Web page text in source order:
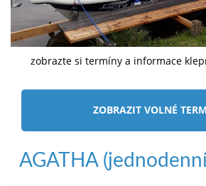
zobrazte si termíny a informace
ZOBRAZIT VOLNÉ
AGATHA